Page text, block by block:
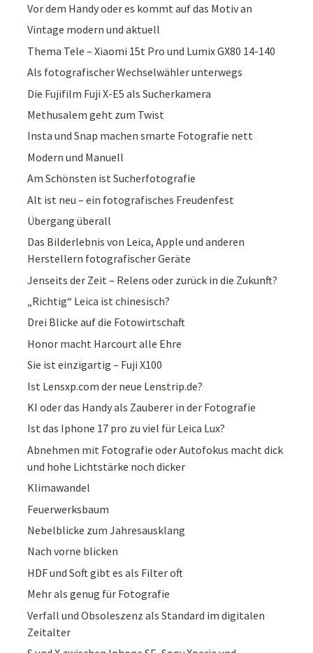
Vor dem Handy oder es kommt auf das Motiv an
Vintage modern und aktuell
Thema Tele – Xiaomi 15t Pro und Lumix GX80 14-140
Als fotografischer Wechselwähler unterwegs
Die Fujifilm Fuji X-E5 als Sucherkamera
Methusalem geht zum Twist
Insta und Snap machen smarte Fotografie nett
Modern und Manuell
Am Schönsten ist Sucherfotografie
Alt ist neu – ein fotografisches Freudenfest
Übergang überall
Das Bilderlebnis von Leica, Apple und anderen
Herstellern fotografischer Geräte
Jenseits der Zeit – Relens oder zurück in die Zukunft?
„Richtig“ Leica ist chinesisch?
Drei Blicke auf die Fotowirtschaft
Honor macht Harcourt alle Ehre
Sie ist einzigartig – Fuji X100
Ist Lensxp.com der neue Lenstrip.de?
KI oder das Handy als Zauberer in der Fotografie
Ist das Iphone 17 pro zu viel für Leica Lux?
Abnehmen mit Fotografie oder Autofokus macht dick
und hohe Lichtstärke noch dicker
Klimawandel
Feuerwerksbaum
Nebelblicke zum Jahresausklang
Nach vorne blicken
HDF und Soft gibt es als Filter oft
Mehr als genug für Fotografie
Verfall und Obsoleszenz als Standard im digitalen
Zeitalter